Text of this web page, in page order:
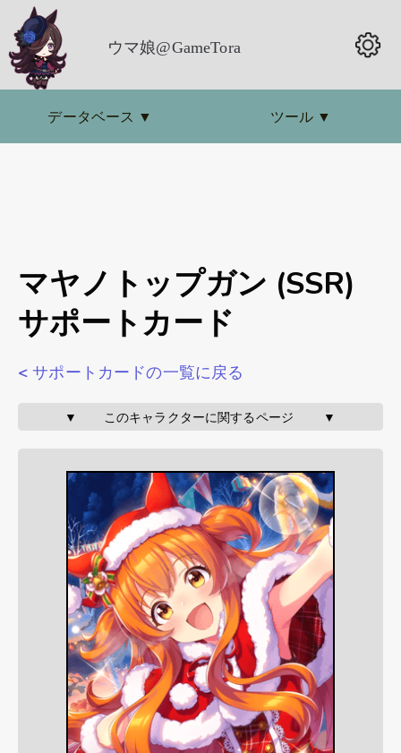
ウマ娘@GameTora
データベース ▼ ツール ▼
マヤノトップガン (SSR)
サポートカード
< サポートカードの一覧に戻る
▼       このキャラクターに関するページ        ▼